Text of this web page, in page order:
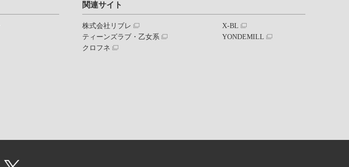
関連サイト
株式会社リブレ
ティーンズラブ・乙女系
クロフネ
X-BL
YONDEMILL